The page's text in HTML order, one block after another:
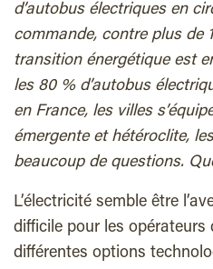
d’autobus électriques en
commande, contre plus de
transition énergétique est
les 80 % d’autobus
en France, les villes
émergente et hétéroclite,
beaucoup de questions.
L’électricité semble être
difficile pour les opérateurs
différentes options